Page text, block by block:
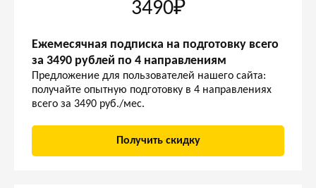
3490₽
Ежемесячная подписка на подготовку всего
за 3490 рублей по 4 направлениям
Предложение для пользователей нашего сайта:
получайте опытную подготовку в 4 направлениях
всего за 3490 руб./мес.
Получить скидку